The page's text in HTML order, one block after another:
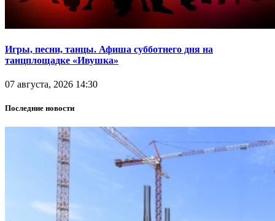
Игры, песни, танцы. Афиша субботнего дня на
танцплощадке «Ивушка»
07 августа, 2026 14:30
Последние новости